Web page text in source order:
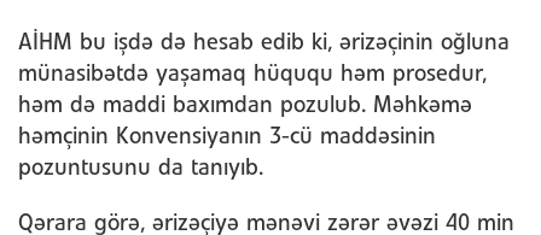
AİHM bu işdə də hesab edib ki, ərizəçinin oğluna
münasibətdə yaşamaq hüququ həm prosedur,
həm də maddi baxımdan pozulub. Məhkəmə
həmçinin Konvensiyanın 3-cü maddəsinin
pozuntusunu da tanıyıb.
Qərara görə, ərizəçiyə mənəvi zərər əvəzi 40 min